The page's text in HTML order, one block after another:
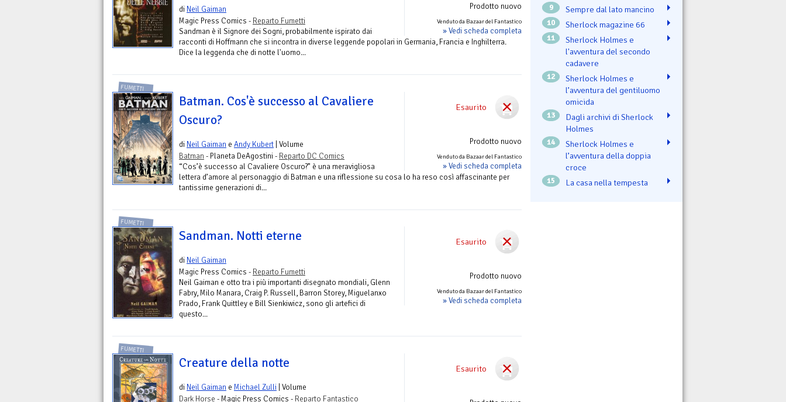
Prodotto nuovo
Venduto da Bazaar del Fantastico
» Vedi scheda completa
di Neil Gaiman
Magic Press Comics - Reparto Fumetti
Sandman è il Signore dei Sogni, probabilmente ispirato dai
racconti di Hoffmann che si incontra in diverse leggende popolari in Germania, Francia e Inghilterra.
Dice la leggenda che di notte l'uomo...
Esaurito
Prodotto nuovo
Venduto da Bazaar del Fantastico
» Vedi scheda completa
FUMETTI
Batman. Cos'è successo al Cavaliere
Oscuro?
di Neil Gaiman e Andy Kubert | Volume
Batman - Planeta DeAgostini - Reparto DC Comics
“Cos’è successo al Cavaliere Oscuro?” è una meravigliosa
lettera d’amore al personaggio di Batman e una riflessione su cosa lo ha reso così affascinante per
tantissime generazioni di...
Esaurito
Prodotto nuovo
Venduto da Bazaar del Fantastico
» Vedi scheda completa
FUMETTI
Sandman. Notti eterne
di Neil Gaiman
Magic Press Comics - Reparto Fumetti
Neil Gaiman e otto tra i più importanti disegnato mondiali, Glenn
Fabry, Milo Manara, Craig P. Russell, Barron Storey, Miguelanxo
Prado, Frank Quittley e Bill Sienkiwicz, sono gli artefici di
questo...
Esaurito
FUMETTI
Creature della notte
di Neil Gaiman e Michael Zulli | Volume
Dark Horse - Magic Press Comics - Reparto Fantastico
9 Sempre dal lato mancino
10 Sherlock magazine 66
11
Sherlock Holmes e
l'avventura del secondo
cadavere
12
Sherlock Holmes e
l’avventura del gentiluomo
omicida
13
Dagli archivi di Sherlock
Holmes
14
Sherlock Holmes e
l’avventura della doppia
croce
15 La casa nella tempesta